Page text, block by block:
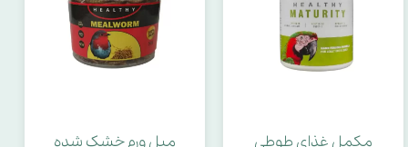
مکمل غذای طوطی
میل‌ ورم خشک شده